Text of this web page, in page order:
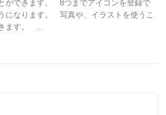
ができます。 8つまでアイコンを登録で
になります。 写真や、イラストを使うこ
ます。 ...